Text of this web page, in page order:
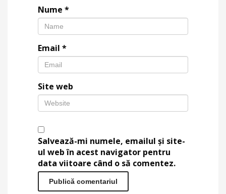
Nume *
Email *
Site web
Salvează-mi numele, emailul și site-
ul web în acest navigator pentru
data viitoare când o să comentez.